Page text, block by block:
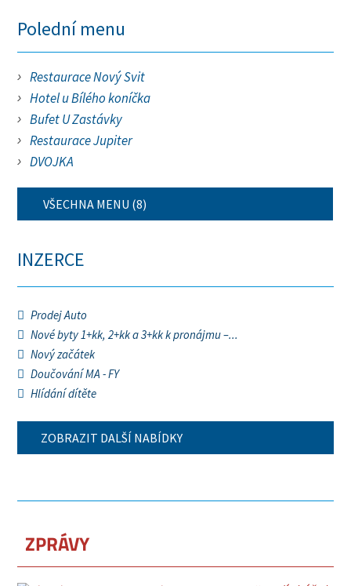
Polední menu
Restaurace Nový Svit
Hotel u Bílého koníčka
Bufet U Zastávky
Restaurace Jupiter
DVOJKA
VŠECHNA MENU (8)
INZERCE
Prodej Auto
Nové byty 1+kk, 2+kk a 3+kk k pronájmu –...
Nový začátek
Doučování MA - FY
Hlídání dítěte
ZOBRAZIT DALŠÍ NABÍDKY
ZPRÁVY